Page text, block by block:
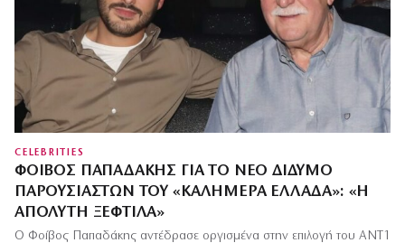
CELEBRITIES
ΦΟΊΒΟΣ ΠΑΠΑΔΆΚΗΣ ΓΙΑ ΤΟ ΝΈΟ ΔΊΔΥΜΟ
ΠΑΡΟΥΣΙΑΣΤΏΝ ΤΟΥ «ΚΑΛΗΜΈΡΑ ΕΛΛΆΔΑ»: «Η
ΑΠΌΛΥΤΗ ΞΕΦΤΊΛΑ»
Ο Φοίβος Παπαδάκης αντέδρασε οργισμένα στην επιλογή του ΑΝΤ1